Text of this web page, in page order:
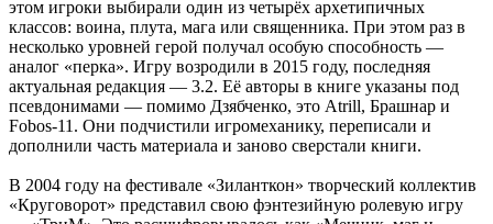
этом игроки выбирали один из четырёх архетипичных
классов: воина, плута, мага или священника. При этом раз в
несколько уровней герой получал особую способность —
аналог «перка». Игру возродили в 2015 году, последняя
актуальная редакция — 3.2. Её авторы в книге указаны под
псевдонимами — помимо Дзябченко, это Atrill, Брашнар и
Fobos-11. Они подчистили игромеханику, переписали и
дополнили часть материала и заново сверстали книги.
В 2004 году на фестивале «Зиланткон» творческий коллектив
«Круговорот» представил свою фэнтезийную ролевую игру